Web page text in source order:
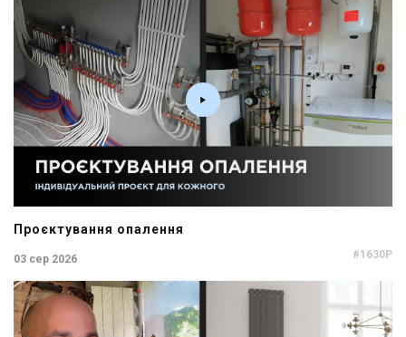
Проєктування опалення
03 сер 2026 #1630P